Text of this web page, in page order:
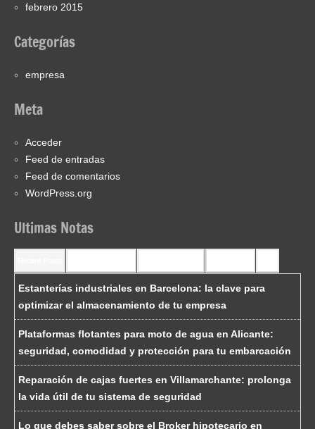
febrero 2015
Categorías
empresa
Meta
Acceder
Feed de entradas
Feed de comentarios
WordPress.org
Ultimas Notas
Estanterías industriales en Barcelona: la clave para
optimizar el almacenamiento de tu empresa
Plataformas flotantes para moto de agua en Alicante:
seguridad, comodidad y protección para tu embarcación
Reparación de cajas fuertes en Villamarchante: prolonga
la vida útil de tu sistema de seguridad
Lo que debes saber sobre el Broker hipotecario en